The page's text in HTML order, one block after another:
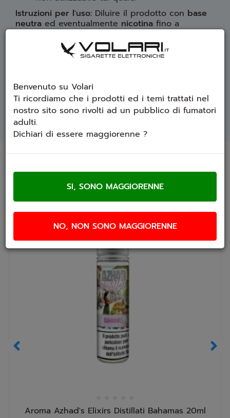
Istruzioni per l'uso: Diluire il prodotto con base
neutra ed eventualmente nicotina fino a
Contenuto della confezione:
20ml
SCHEDA TECNICA
Prodotti che ti potrebbero interessare
Aroma Azhad's Elixirs Distillati Bahamas 20ml
Benvenuto su Volari
Ti ricordiamo che i prodotti ed i temi trattati nel
nostro sito sono rivolti ad un pubblico di fumatori
adulti.
Dichiari di essere maggiorenne ?
NO, NON SONO MAGGIORENNE